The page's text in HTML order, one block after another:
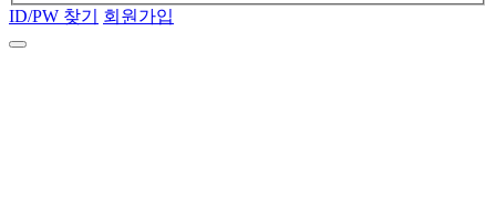
ID/PW 찾기 회원가입